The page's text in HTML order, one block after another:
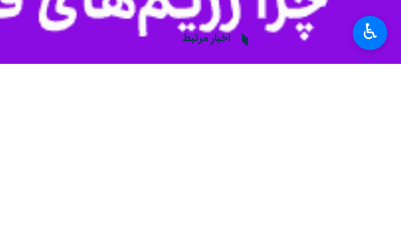
جمهوری آذربایجان
باکو
ایران
اخبار مرتبط
مدیرعامل ایرنا در دیدار با مدیران خبرگزاری آذرتاج:
♿︎